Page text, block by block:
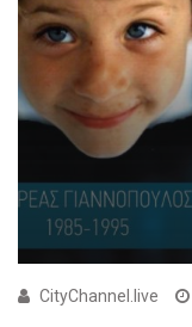
CityChannel.live